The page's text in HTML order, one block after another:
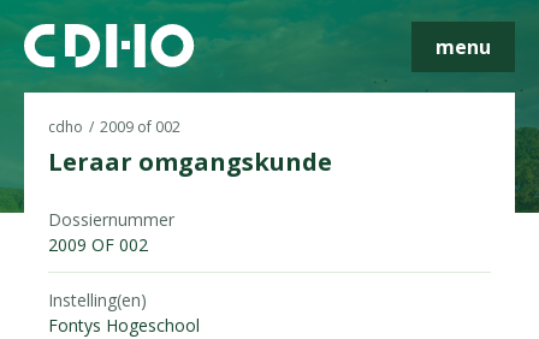
menu
cdho 2009 of 002
Leraar omgangskunde
Dossiernummer
2009 OF 002
Instelling(en)
Fontys Hogeschool